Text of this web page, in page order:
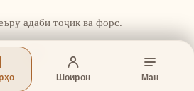
Шоирон Ман
адаби тоҷик ва форс.